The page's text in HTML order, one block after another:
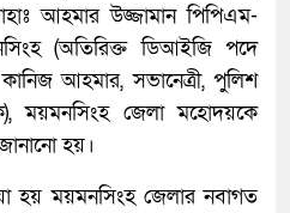
আহমার উজ্জামান পিপিএম-
(অতিরিক্ত ডিআইজি পদে
আহমার, সভানেত্রী, পুলিশ
ময়মনসিংহ জেলা মহোদয়কে
হয়।
হয় ময়মনসিংহ জেলার নবাগত